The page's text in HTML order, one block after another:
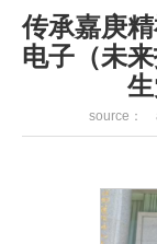
传承嘉庚
电子（未
source：